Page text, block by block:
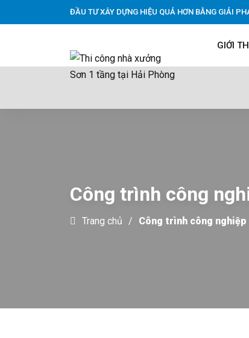
ĐẦU TƯ XÂY DỰNG HIỆU QUẢ HƠN BẰNG GIẢI
GIỚI
Công trình công
Trang chủ Công trình công nghiệp